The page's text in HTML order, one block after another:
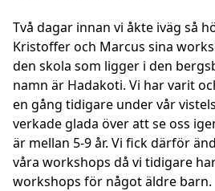
Två dagar innan vi åkte iväg så
Kristoffer och Marcus sina
den skola som ligger i den
namn är Hadakoti. Vi har varit
en gång tidigare under vår
verkade glada över att se oss
är mellan 5-9 år. Vi fick därför
våra workshops då vi tidigare
workshops för något äldre barn.